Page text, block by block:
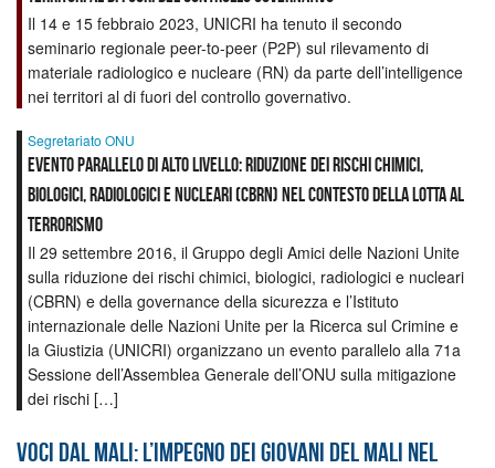
Il 14 e 15 febbraio 2023, UNICRI ha tenuto il secondo
seminario regionale peer-to-peer (P2P) sul rilevamento di
materiale radiologico e nucleare (RN) da parte dell’intelligence
nei territori al di fuori del controllo governativo.
Segretariato ONU
Evento parallelo di alto livello: Riduzione dei rischi chimici,
biologici, radiologici e nucleari (CBRN) nel contesto della lotta al
terrorismo
Il 29 settembre 2016, il Gruppo degli Amici delle Nazioni Unite
sulla riduzione dei rischi chimici, biologici, radiologici e nucleari
(CBRN) e della governance della sicurezza e l’Istituto
internazionale delle Nazioni Unite per la Ricerca sul Crimine e
la Giustizia (UNICRI) organizzano un evento parallelo alla 71a
Sessione dell’Assemblea Generale dell’ONU sulla mitigazione
dei rischi […]
Voci dal Mali: l’impegno dei giovani del Mali nel